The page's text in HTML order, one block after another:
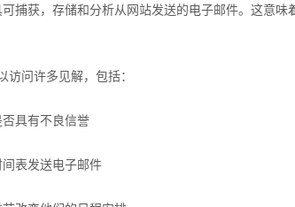
捕获，存储和分析从网站发送的电子邮件。这意
访问许多见解，包括：
具有不良信誉
表发送电子邮件